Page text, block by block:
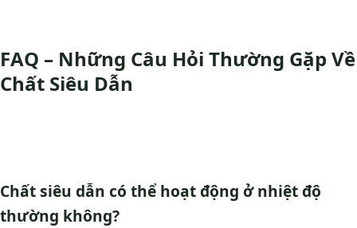
FAQ – Những Câu Hỏi Thường Gặp Về
Chất Siêu Dẫn
Chất siêu dẫn có thể hoạt động ở nhiệt độ
thường không?